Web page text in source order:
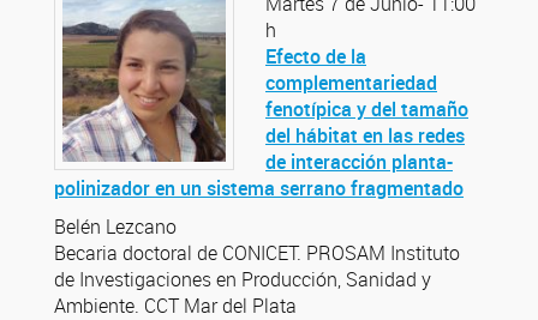
h
Efecto de la
complementariedad
fenotípica y del tamaño
del hábitat en las redes
de interacción planta-
polinizador en un sistema serrano fragmentado
Belén Lezcano
Becaria doctoral de CONICET. PROSAM Instituto
de Investigaciones en Producción, Sanidad y
Ambiente. CCT Mar del Plata